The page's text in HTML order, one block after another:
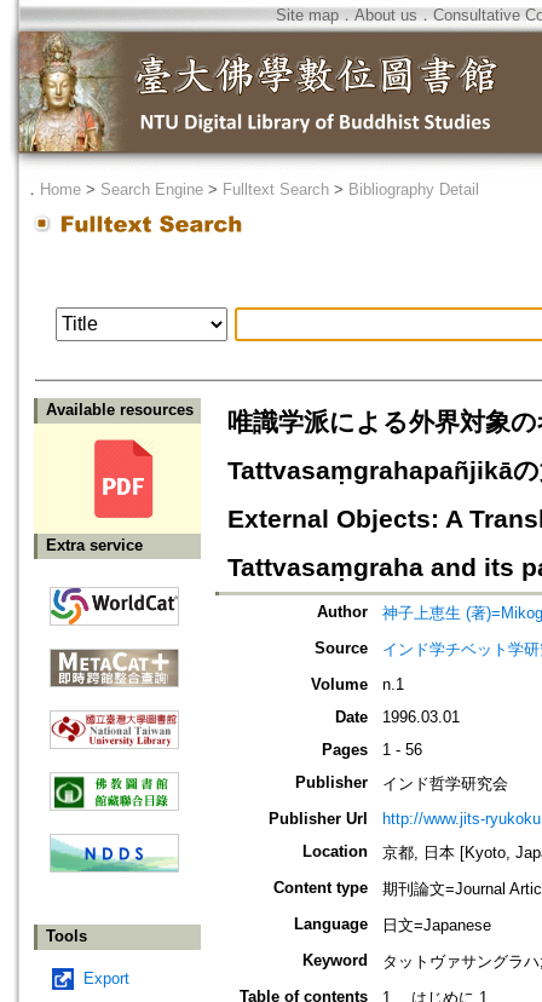
Site map．About us ． Consultative
． Home > Search Engine > Fulltext Search > Bibliography Detail
Available resources
Extra service
Tools
Export
唯識学派による外界対象
Tattvasaṃgrahapañjikā
External Objects: A
Tattvasaṃgraha and its
Author
神子上恵生 (著
Source
インド学チベット学
Volume
n.1
Date
1996.03.01
Pages
1 - 56
Publisher
インド哲学研究会
Publisher Url
http://www.jits-
Location
京都, 日本 [Kyoto,
Content type
期刊論文=Journal
Language
日文=Japanese
Keyword
タットヴァサングラ
Table of contents
1. はじめに 1